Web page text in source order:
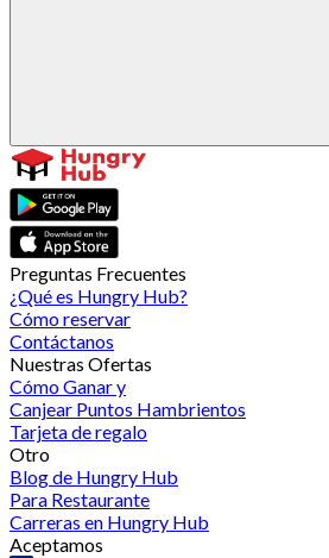
Preguntas Frecuentes
¿Qué es Hungry Hub?
Cómo reservar
Contáctanos
Nuestras Ofertas
Cómo Ganar y
Canjear Puntos Hambrientos
Tarjeta de regalo
Otro
Blog de Hungry Hub
Para Restaurante
Carreras en Hungry Hub
Aceptamos